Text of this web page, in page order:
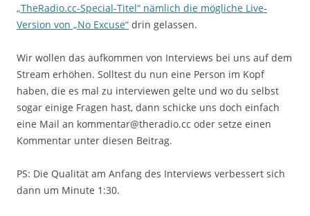
„TheRadio.cc-Special-Titel“ nämlich die mögliche Live-
Version von „No Excuse“ drin gelassen.
Wir wollen das aufkommen von Interviews bei uns auf dem
Stream erhöhen. Solltest du nun eine Person im Kopf
haben, die es mal zu interviewen gelte und wo du selbst
sogar einige Fragen hast, dann schicke uns doch einfach
eine Mail an kommentar@theradio.cc oder setze einen
Kommentar unter diesen Beitrag.
PS: Die Qualität am Anfang des Interviews verbessert sich
dann um Minute 1:30.